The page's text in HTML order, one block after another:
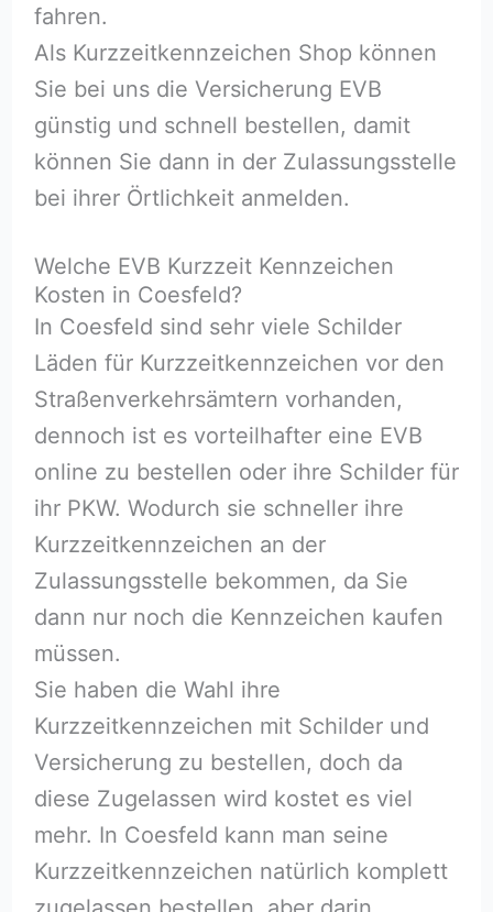
fahren.
Als Kurzzeitkennzeichen Shop können
Sie bei uns die Versicherung EVB
günstig und schnell bestellen, damit
können Sie dann in der Zulassungsstelle
bei ihrer Örtlichkeit anmelden.
Welche EVB Kurzzeit Kennzeichen
Kosten in Coesfeld?
In Coesfeld sind sehr viele Schilder
Läden für Kurzzeitkennzeichen vor den
Straßenverkehrsämtern vorhanden,
dennoch ist es vorteilhafter eine EVB
online zu bestellen oder ihre Schilder für
ihr PKW. Wodurch sie schneller ihre
Kurzzeitkennzeichen an der
Zulassungsstelle bekommen, da Sie
dann nur noch die Kennzeichen kaufen
müssen.
Sie haben die Wahl ihre
Kurzzeitkennzeichen mit Schilder und
Versicherung zu bestellen, doch da
diese Zugelassen wird kostet es viel
mehr. In Coesfeld kann man seine
Kurzzeitkennzeichen natürlich komplett